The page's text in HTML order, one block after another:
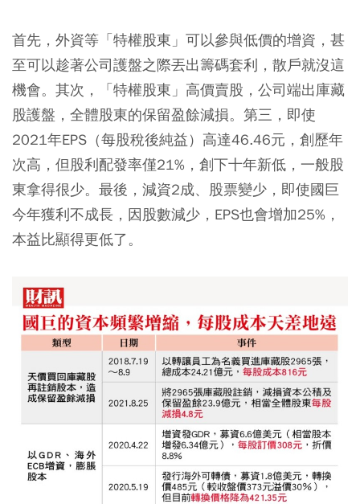
首先，外資等「特權股東」可以參與低價的增資，甚
至可以趁著公司護盤之際丟出籌碼套利，散戶就沒這
機會。其次，「特權股東」高價賣股，公司端出庫藏
股護盤，全體股東的保留盈餘減損。第三，即使
2021年EPS（每股稅後純益）高達46.46元，創歷年
次高，但股利配發率僅21%，創下十年新低，一般股
東拿得很少。最後，減資2成、股票變少，即使國巨
今年獲利不成長，因股數減少，EPS也會增加25%，
本益比顯得更低了。